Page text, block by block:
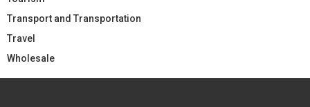
Transport and Transportation
Travel
Wholesale